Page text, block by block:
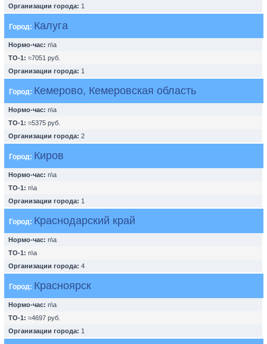
Организации города: 1
Город: Калуга
Нормо-час: n\a
ТО-1: ≈7051 руб.
Организации города: 1
Город: Кемерово, Кемеровская область
Нормо-час: n\a
ТО-1: ≈5375 руб.
Организации города: 2
Город: Киров
Нормо-час: n\a
ТО-1: n\a
Организации города: 1
Город: Краснодарский край
Нормо-час: n\a
ТО-1: n\a
Организации города: 4
Город: Красноярск
Нормо-час: n\a
ТО-1: ≈4697 руб.
Организации города: 1